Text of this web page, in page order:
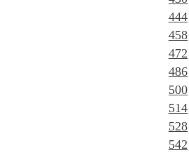
444
458
472
486
500
514
528
542